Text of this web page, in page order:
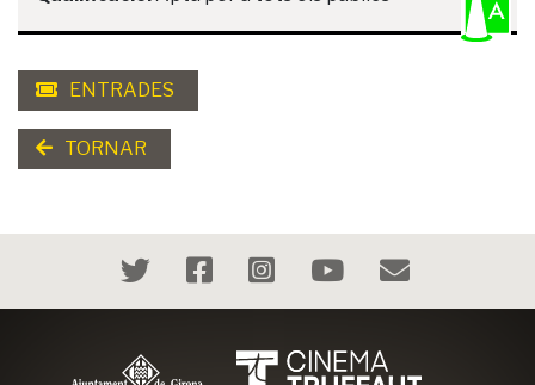
ENTRADES
TORNAR